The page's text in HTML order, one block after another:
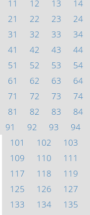
11
12 13 14
21
22 23 24
31
32 33 34
41
42 43 44
51
52 53 54
61
62 63 64
71
72 73 74
81
82 83 84
91
92 93 94
101
102 103
109
110 111
117
118 119
125
126 127
133
134 135